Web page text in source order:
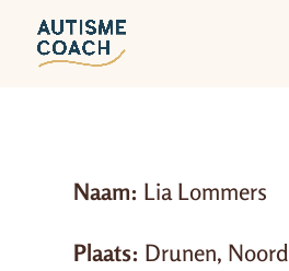
Naam: Lia Lommers
Plaats: Drunen,